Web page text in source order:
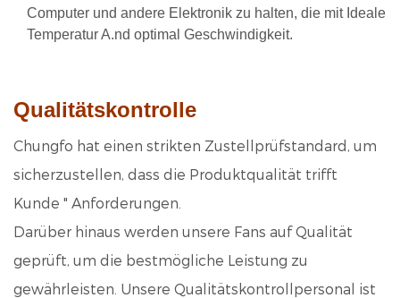
Computer und andere Elektronik zu halten, die mit Ideale
Temperatur A.nd optimal Geschwindigkeit.
Qualitätskontrolle
Chungfo hat einen strikten Zustellprüfstandard, um
sicherzustellen, dass die Produktqualität trifft
Kunde " Anforderungen.
Darüber hinaus werden unsere Fans auf Qualität
geprüft, um die bestmögliche Leistung zu
gewährleisten. Unsere Qualitätskontrollpersonal ist